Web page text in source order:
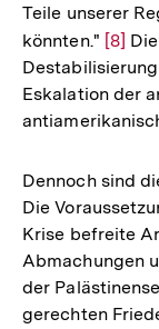
Teile unserer
könnten." Zur
der
[8]
Eskalation der
Dennoch sind
Die
Krise befreite
Abmachungen
der
gerechten